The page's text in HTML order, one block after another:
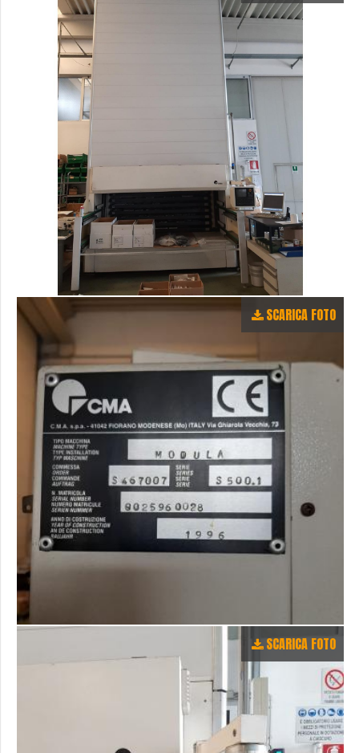
SCARICA FOTO
SCARICA FOTO